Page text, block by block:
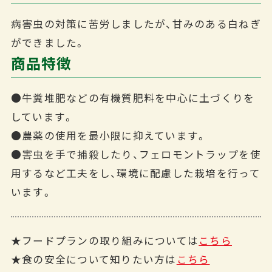
病害虫の対策に苦労しましたが、甘みのある白ねぎ
ができました。
商品特徴
●牛糞堆肥などの有機質肥料を中心に土づくりを
しています。
●農薬の使用を最小限に抑えています。
●害虫を手で捕殺したり、フェロモントラップを使
用するなど工夫をし、環境に配慮した栽培を行って
います。
★フードプランの取り組みについては こちら
★食の安全について知りたい方は こちら